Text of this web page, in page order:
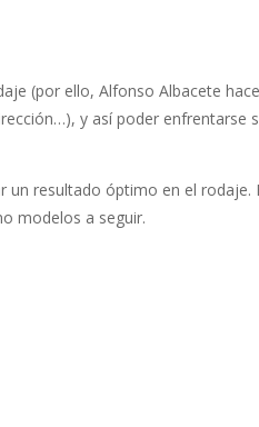
(por ello, Alfonso Albacete
y así poder enfrentarse
un resultado óptimo en el rodaje.
modelos a seguir.